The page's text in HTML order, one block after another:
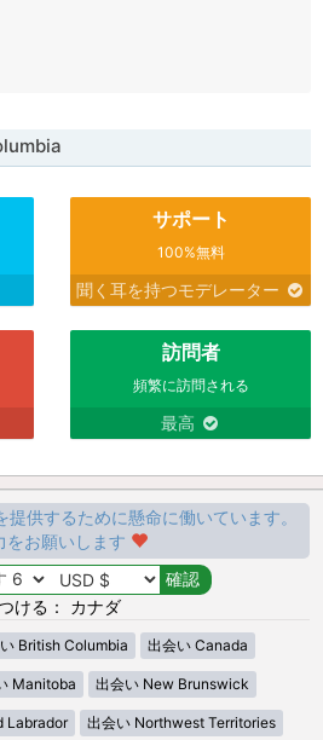
サポート
100%無料
聞く耳を持つモデレーター
訪問者
頻繁に訪問される
最高
供するために懸命に働いています。
をお願いします
ける： カナダ
British Columbia 出会い Canada
Manitoba 出会い New Brunswick
Labrador 出会い Northwest Territories